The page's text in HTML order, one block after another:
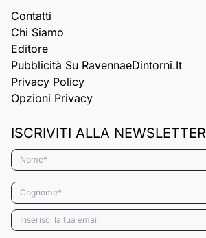
Contatti
Chi Siamo
Editore
Pubblicità Su RavennaeDintorni.it
Privacy Policy
Opzioni Privacy
ISCRIVITI ALLA NEWSLETTER
Nome*
Cognome*
Email*